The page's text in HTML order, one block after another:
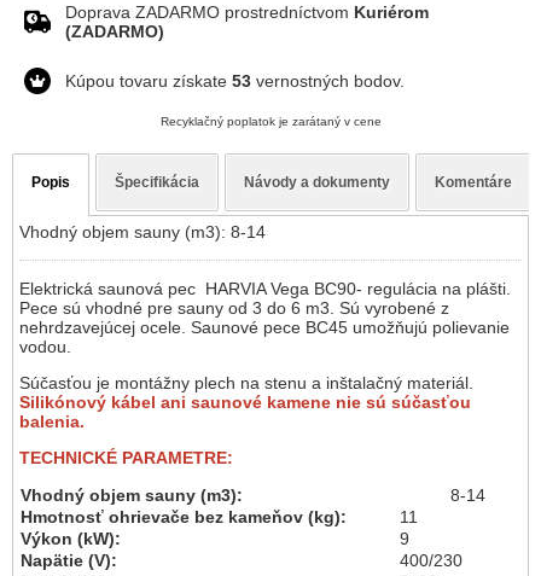
Doprava ZADARMO prostredníctvom Kuriérom
(ZADARMO)
Kúpou tovaru získate 53 vernostných bodov.
Recyklačný poplatok je zarátaný v cene
Popis Špecifikácia Návody a dokumenty Komentáre
Vhodný objem sauny (m3): 8-14
Elektrická saunová pec HARVIA Vega BC90- regulácia na plášti.
Pece sú vhodné pre sauny od 3 do 6 m3. Sú vyrobené z
nehrdzavejúcej ocele. Saunové pece BC45 umožňujú polievanie
vodou.
Súčasťou je montážny plech na stenu a inštalačný materiál.
Silikónový kábel ani saunové kamene nie sú súčasťou
balenia.
TECHNICKÉ PARAMETRE:
Vhodný objem sauny (m3):
8-14
Hmotnosť ohrievače bez kameňov (kg):
11
Výkon (kW):
9
Napätie (V):
400/230